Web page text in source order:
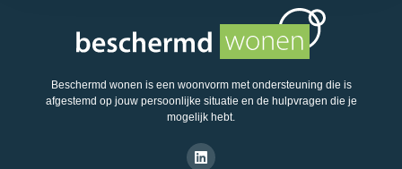
Beschermd wonen is een woonvorm met ondersteuning die is
afgestemd op jouw persoonlijke situatie en de hulpvragen die je
mogelijk hebt.